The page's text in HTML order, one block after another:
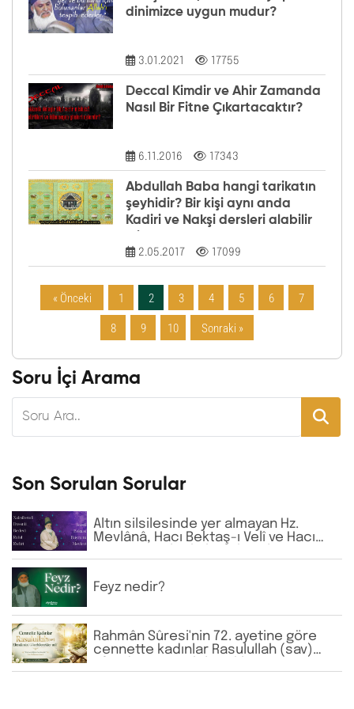
dinimizce uygun mudur?
3.01.2021 17755
Deccal Kimdir ve Ahir Zamanda
Nasıl Bir Fitne Çıkartacaktır?
6.11.2016 17343
Abdullah Baba hangi tarikatın
şeyhidir? Bir kişi aynı anda
Kadiri ve Nakşi dersleri alabilir
2.05.2017 17099
« Önceki 1 2 3 4 5 6
7
8
9 10 Sonraki »
Soru İçi Arama
Son Sorulan Sorular
Altın silsilesinde yer almayan Hz.
Mevlânâ, Hacı Bektaş-ı Velî ve Hacı
ve Fâtiha okunmaktadır?
Feyz nedir?
Rahmân Sûresi'nin 72. ayetine göre
cennette kadınlar Rasulullah (sav)